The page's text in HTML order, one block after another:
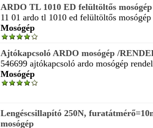
ARDO TL 1010 ED felültöltős
11 01 ardo tl 1010 ed felültöltős
Mosógép
Ajtókapcsoló ARDO mosógép /
546699 ajtókapcsoló ardo mosógép
Mosógép
Lengéscsillapító 250N,
mosógép